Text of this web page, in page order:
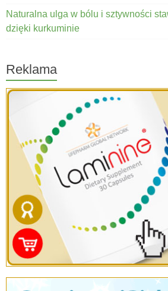
Naturalna ulga w bólu i sztywności
dzięki kurkuminie
Reklama